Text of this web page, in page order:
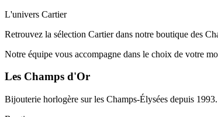
L'univers Cartier
Retrouvez la sélection Cartier dans notre boutique des
Notre équipe vous accompagne dans le choix de votre
Les Champs d'Or
Bijouterie horlogère sur les Champs-Élysées depuis